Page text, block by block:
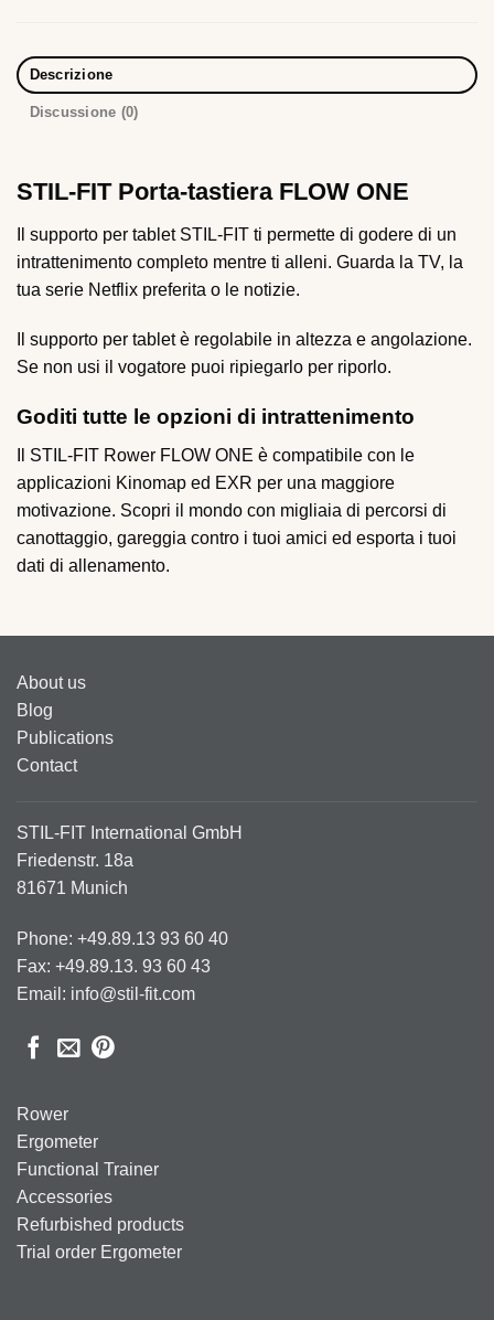
Descrizione
Discussione (0)
STIL-FIT Porta-tastiera FLOW ONE
Il supporto per tablet STIL-FIT ti permette di godere di un
intrattenimento completo mentre ti alleni. Guarda la TV, la
tua serie Netflix preferita o le notizie.
Il supporto per tablet è regolabile in altezza e angolazione.
Se non usi il vogatore puoi ripiegarlo per riporlo.
Goditi tutte le opzioni di intrattenimento
Il STIL-FIT Rower FLOW ONE è compatibile con le
applicazioni Kinomap ed EXR per una maggiore
motivazione. Scopri il mondo con migliaia di percorsi di
canottaggio, gareggia contro i tuoi amici ed esporta i tuoi
dati di allenamento.
About us
Blog
Publications
Contact
STIL-FIT International GmbH
Friedenstr. 18a
81671 Munich
Phone: +49.89.13 93 60 40
Fax: +49.89.13. 93 60 43
Email: info@stil-fit.com
Rower
Ergometer
Functional Trainer
Accessories
Refurbished products
Trial order Ergometer